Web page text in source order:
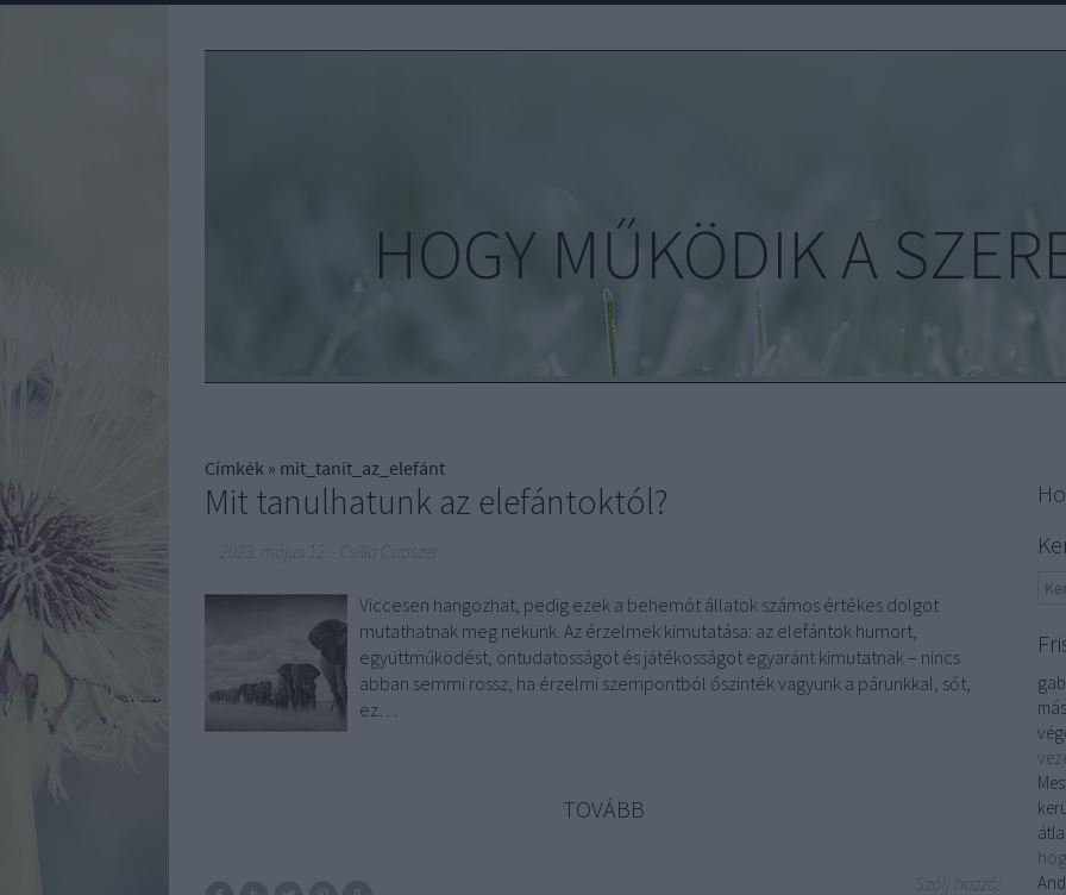
HOGY MŰKÖDIK A
Címkék » mit_tanít_az_elefánt
Mit tanulhatunk az elefántoktól?
Viccesen hangozhat, pedig ezek a behemót állatok számos értékes dolgot
mutathatnak meg nekünk. Az érzelmek kimutatása: az elefántok humort,
együttműködést, öntudatosságot és játékosságot egyaránt kimutatnak – nincs
abban semmi rossz, ha érzelmi szempontból őszinték vagyunk a párunkkal, sőt,
ez…
TOVÁBB